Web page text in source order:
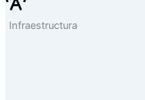
Infraestructura